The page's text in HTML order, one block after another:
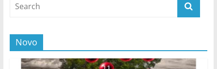
Novo